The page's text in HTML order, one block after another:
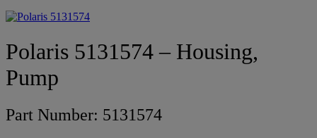
Polaris 5131574 – Housing,
Pump
Part Number: 5131574